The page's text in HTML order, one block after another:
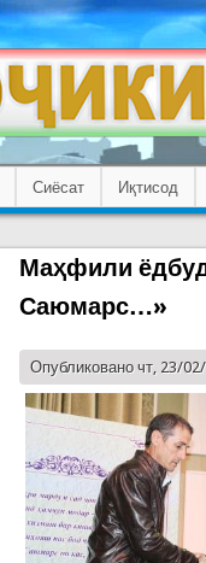
Сиёсат Иқтисод
Маҳфили
Саюмарс…»
Опубликовано чт, 23/